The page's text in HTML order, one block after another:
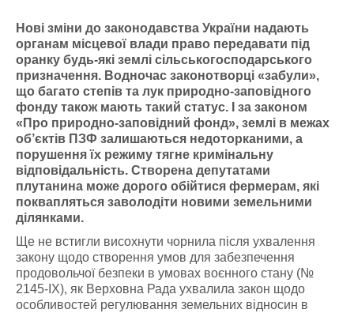
Нові зміни до законодавства України надають
органам місцевої влади право передавати під
оранку будь-які землі сільськогосподарського
призначення. Водночас законотворці «забули»,
що багато степів та лук природно-заповідного
фонду також мають такий статус. І за законом
«Про природно-заповідний фонд», землі в межах
об’єктів ПЗФ залишаються недоторканими, а
порушення їх режиму тягне кримінальну
відповідальність. Створена депутатами
плутанина може дорого обійтися фермерам, які
поквапляться заволодіти новими земельними
ділянками.
Ще не встигли висохнути чорнила після ухвалення
закону щодо створення умов для забезпечення
продовольчої безпеки в умовах воєнного стану (№
2145-ІХ), як Верховна Рада ухвалила закон щодо
особливостей регулювання земельних відносин в